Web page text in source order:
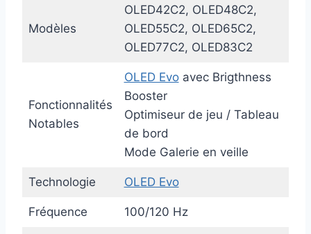
Modèles
OLED42C2, OLED48C2,
OLED55C2, OLED65C2,
OLED77C2, OLED83C2
Fonctionnalités
Notables
OLED Evoavec Brigthness
Booster
Optimiseur de jeu / Tableau
de bord
Mode Galerie en veille
Technologie OLED Evo
Fréquence 100/120 Hz